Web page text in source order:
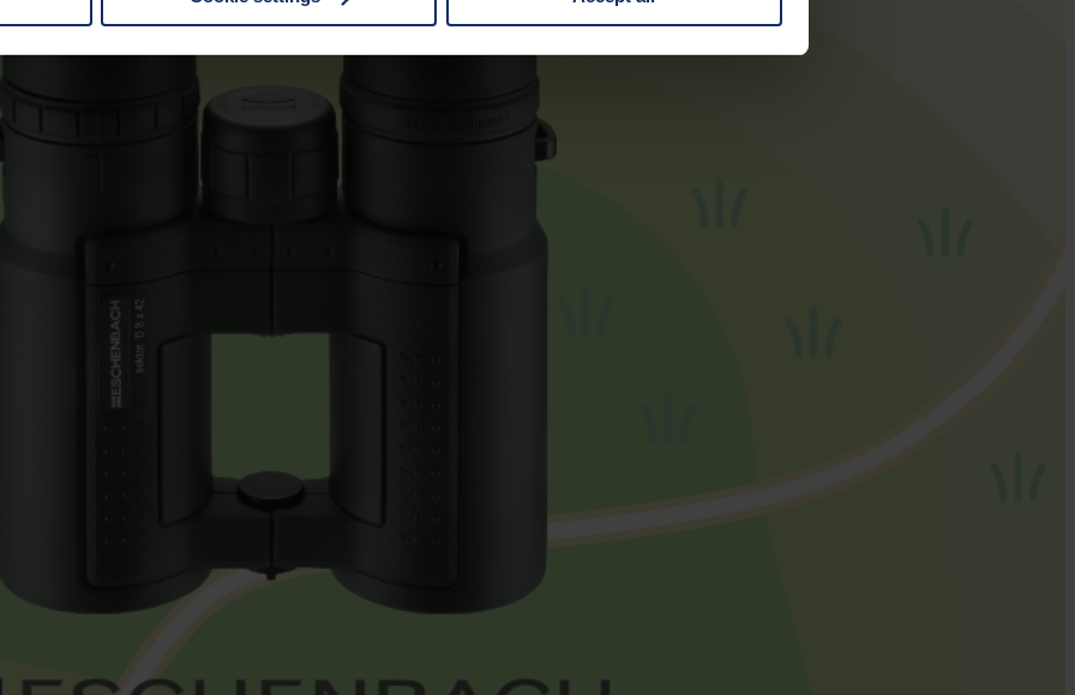
non-essential cookies by clicking on the "Accept all" button or change your mind by clicking
used and your rights can be found in our Privacy Policy|